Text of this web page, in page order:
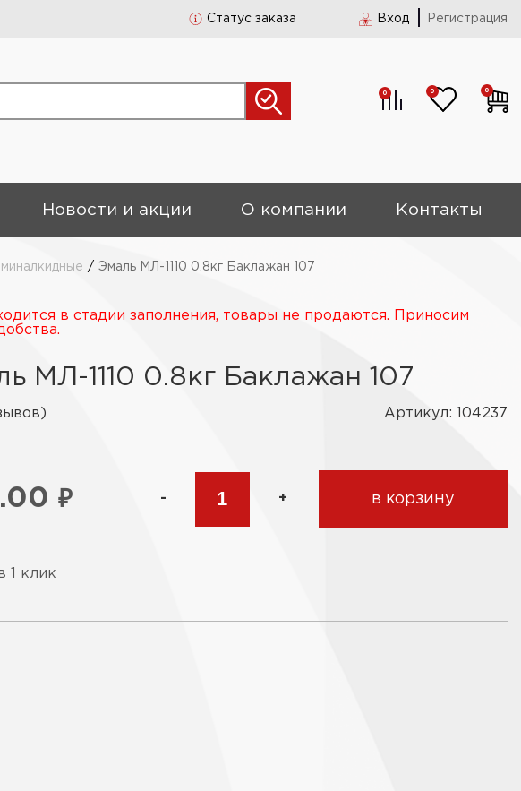
Статус заказа Вход Регистрация
0 0 0
Новости и акции О компании Контакты
/ Эмаль МЛ-1110 0.8кг Баклажан 107
в стадии заполнения, товары не продаются. Приносим
МЛ-1110 0.8кг Баклажан 107
Артикул: 104237
₽ - + в корзину
1 клик